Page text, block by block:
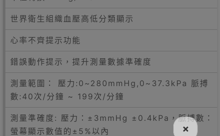
世界衛生組織血壓高低分類顯示
心率不齊提示功能
錯誤動作提示，提升測量數據準確度
測量範圍： 壓力:0~280mmHg,0~37.3kPa 脈搏
數:40次/分鐘 ~ 199次/分鐘
測量準確度: 壓力：±3mmHg ±0.4kPa，脈搏數：
螢幕顯示數值的±5%以內
×